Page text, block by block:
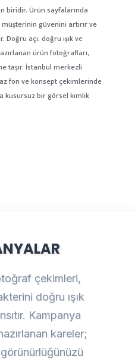
biridir. Ürün sayfalarında
güvenini artırır ve
Doğru açı, doğru ışık ve
ürün fotoğrafları,
taşır. İstanbul merkezli
fon ve konsept çekimlerinde
kusursuz bir görsel kimlik
çekimleri,
doğru ışık
Kampanya
kareler;